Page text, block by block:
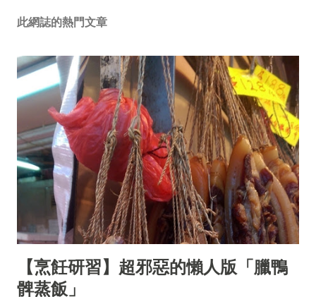
此網誌的熱門文章
【烹飪研習】超邪惡的懶人版「臘鴨
髀蒸飯」